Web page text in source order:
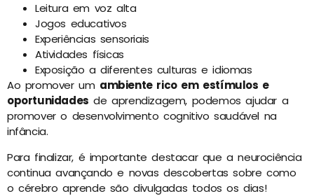
Leitura em voz alta
Jogos educativos
Experiências sensoriais
Atividades físicas
Exposição a diferentes culturas e idiomas
Ao promover um ambiente rico em estímulos e
oportunidades de aprendizagem, podemos ajudar a
promover o desenvolvimento cognitivo saudável na
infância.
Para finalizar, é importante destacar que a neurociência
continua avançando e novas descobertas sobre como
o cérebro aprende são divulgadas todos os dias!